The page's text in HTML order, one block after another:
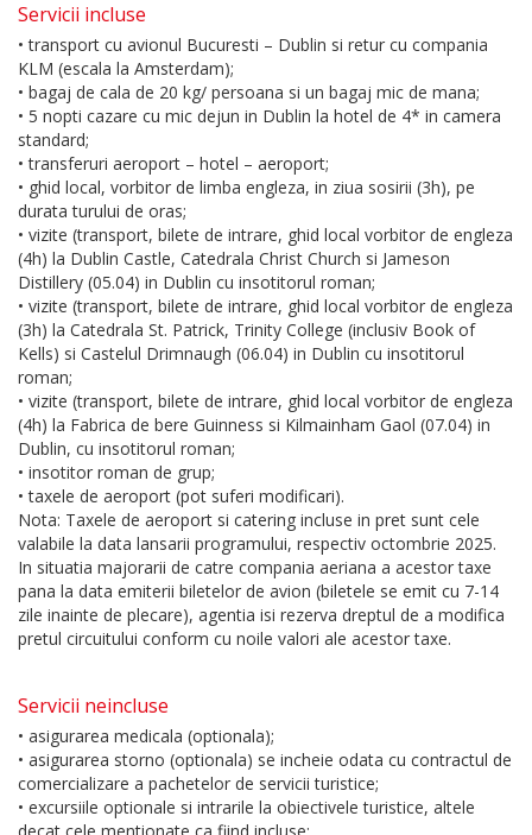
Servicii incluse
• transport cu avionul Bucuresti – Dublin si retur cu compania
KLM (escala la Amsterdam);
• bagaj de cala de 20 kg/ persoana si un bagaj mic de mana;
• 5 nopti cazare cu mic dejun in Dublin la hotel de 4* in camera
standard;
• transferuri aeroport – hotel – aeroport;
• ghid local, vorbitor de limba engleza, in ziua sosirii (3h), pe
durata turului de oras;
• vizite (transport, bilete de intrare, ghid local vorbitor de engleza
(4h) la Dublin Castle, Catedrala Christ Church si Jameson
Distillery (05.04) in Dublin cu insotitorul roman;
• vizite (transport, bilete de intrare, ghid local vorbitor de engleza
(3h) la Catedrala St. Patrick, Trinity College (inclusiv Book of
Kells) si Castelul Drimnaugh (06.04) in Dublin cu insotitorul
roman;
• vizite (transport, bilete de intrare, ghid local vorbitor de engleza
(4h) la Fabrica de bere Guinness si Kilmainham Gaol (07.04) in
Dublin, cu insotitorul roman;
• insotitor roman de grup;
• taxele de aeroport (pot suferi modificari).
Nota: Taxele de aeroport si catering incluse in pret sunt cele
valabile la data lansarii programului, respectiv octombrie 2025.
In situatia majorarii de catre compania aeriana a acestor taxe
pana la data emiterii biletelor de avion (biletele se emit cu 7-14
zile inainte de plecare), agentia isi rezerva dreptul de a modifica
pretul circuitului conform cu noile valori ale acestor taxe.
Servicii neincluse
• asigurarea medicala (optionala);
• asigurarea storno (optionala) se incheie odata cu contractul de
comercializare a pachetelor de servicii turistice;
• excursiile optionale si intrarile la obiectivele turistice, altele